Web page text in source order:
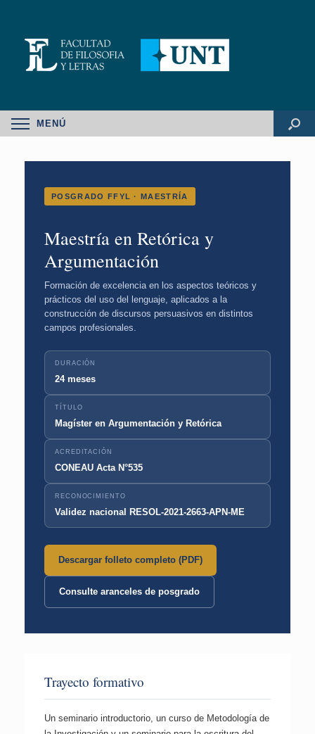
MENÚ
POSGRADO FFYL · MAESTRÍA
Maestría en Retórica y
Argumentación
Formación de excelencia en los aspectos teóricos y
prácticos del uso del lenguaje, aplicados a la
construcción de discursos persuasivos en distintos
campos profesionales.
DURACIÓN
24 meses
TÍTULO
Magíster en Argumentación y Retórica
ACREDITACIÓN
CONEAU Acta N°535
RECONOCIMIENTO
Validez nacional RESOL-2021-2663-APN-ME
Descargar folleto completo (PDF)
Consulte aranceles de posgrado
Trayecto formativo
Un seminario introductorio, un curso de Metodología de